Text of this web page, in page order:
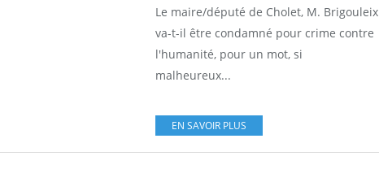
Le maire/député de Cholet, M. Brigouleix
va-t-il être condamné pour crime contre
l'humanité, pour un mot, si
malheureux...
EN SAVOIR PLUS